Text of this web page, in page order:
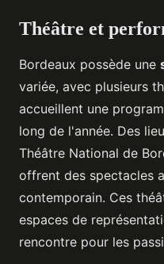
Théâtre et
Bordeaux possède une
variée, avec plusieurs
accueillent une
long de l'année. Des
Théâtre National de
offrent des spectacles
contemporain. Ces
espaces de
rencontre pour les